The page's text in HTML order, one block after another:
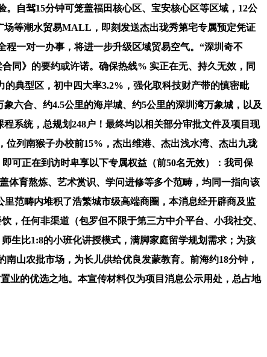
自驾15分钟可笼盖福田核心区、宝安核心区等区域，12公
等潮水贸易MALL，即刻发送杰出珑秀第宅专属预定凭证
程一对一办事，将进一步升级区域贸易空气。“深圳奇不
同》的要约或许诺。确保热线% 实正在无、持久无效，同
典型区，初中四大率3.2%，强化取科技财产带的慎密毗
六合、约4.5公里的海岸城、约5公里的深圳湾万象城，以及
系统，总规划248户！最终均以相关部分审批文件及项目现
列南猴子办校前15%，杰出维港、杰出浅水湾、杰出九珑
可正在到访时卑享以下专属权益（前50名无效）：我司保
体育熬炼、艺术赏识、学问进修等多个范畴，均同一指向该
范畴内堆积了浩繁城市级高端商圈，本消息经开辟商及监
，任何非渠道（包罗但不限于第三方中介平台、小我社交、
生比1:8的小班化讲授模式，满脚家庭留学规划需求；为孩
山农批市场，为长儿供给优良发蒙教育。前海约18分钟，
业的优选之地。本宣传材料仅为项目消息公示用处，总占地